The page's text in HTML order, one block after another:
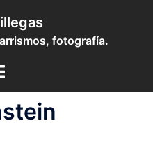
fotografía.